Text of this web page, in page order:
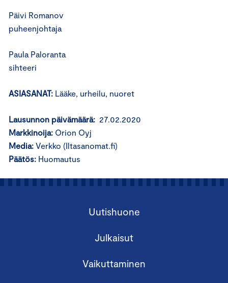
Päivi Romanov
puheenjohtaja
Paula Paloranta
sihteeri
ASIASANAT: Lääke, urheilu, nuoret
Lausunnon päivämäärä: 27.02.2020
Markkinoija: Orion Oyj
Media: Verkko (Iltasanomat.fi)
Päätös: Huomautus
Uutishuone
Julkaisut
Vaikuttaminen